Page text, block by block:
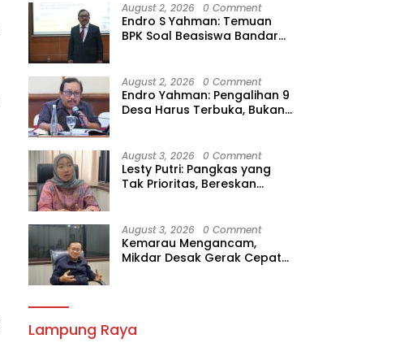
August 2, 2026 0 Comment
Endro S Yahman: Temuan
BPK Soal Beasiswa Bandar
August 2, 2026 0 Comment
Endro Yahman: Pengalihan 9
Desa Harus Terbuka, Bukan
August 3, 2026 0 Comment
Lesty Putri: Pangkas yang
Tak Prioritas, Bereskan
August 3, 2026 0 Comment
Kemarau Mengancam,
Mikdar Desak Gerak Cepat
Lampung Raya